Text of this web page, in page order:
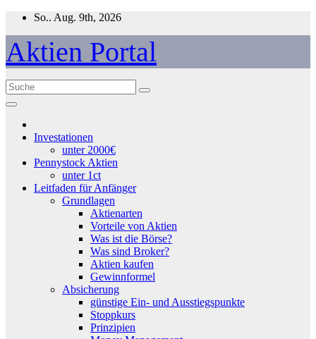
Zum
springen
So.. Aug. 9th, 2026
Aktien Portal
Investationen
unter 2000€
Pennystock Aktien
unter 1ct
Leitfaden für Anfänger
Grundlagen
Aktienarten
Vorteile von Aktien
Was ist die Börse?
Was sind Broker?
Aktien kaufen
Gewinnformel
Absicherung
günstige Ein- und Ausstiegspunkte
Stoppkurs
Prinzipien